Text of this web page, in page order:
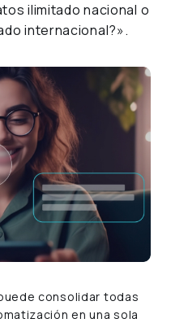
ilimitado nacional o
internacional?».
consolidar todas
en una sola